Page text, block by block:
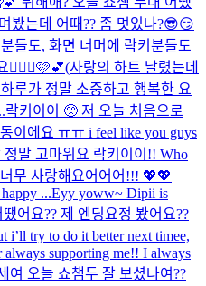
봤는데 어때?? 좀 멋있나?😎😏
들도, 화면 너머에 락키분들도
사랑의 하트 날렸는데
루가 정말 소중하고 행복한 요
락키이이 🥺 저 오늘 처음으로
이에요 ㅠㅠ i feel like you guys
말 고마워요 락키이이!! Who
무 사랑해요어어어!!! 💖💖
...Eyy yoww~ Dipii is
어요?? 제 엔딩요정 봤어요??
try to do it better next timee,
supporting me!! I always
여 오늘 쇼챔두 잘 보셨나여??